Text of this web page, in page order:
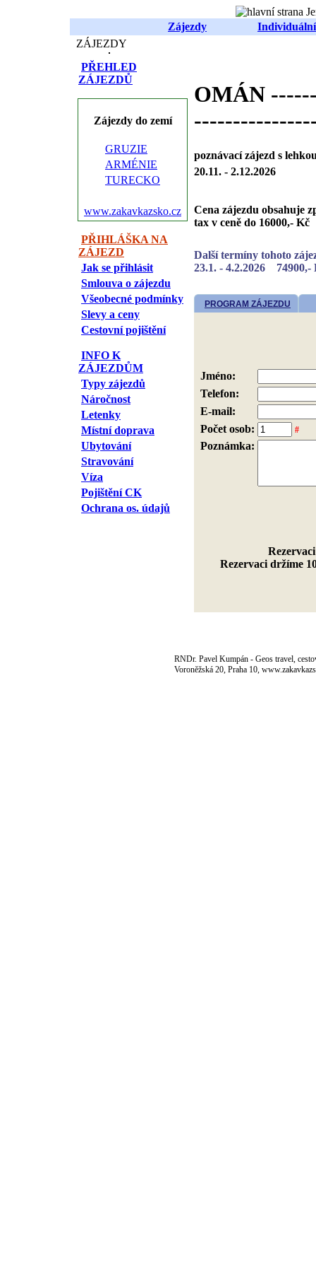
Zájezdy
Individuální
ZÁJEZDY
PŘEHLED
ZÁJEZDŮ
Zájezdy do zemí
GRUZIE
ARMÉNIE
TURECKO
www.zakavkazsko.cz
PŘIHLÁŠKA NA
ZÁJEZD
Jak se přihlásit
Smlouva o zájezdu
Všeobecné podmínky
Slevy a ceny
Cestovní pojištění
INFO K
ZÁJEZDŮM
Typy zájezdů
Náročnost
Letenky
Místní doprava
Ubytování
Stravování
Víza
Pojištění CK
Ochrana os. údajů
OMÁN
poznávací zájezd s
20.11. - 2.12.2026
Cena zájezdu obsahuje
tax v ceně do 16000,- Kč
Další termíny tohoto
23.1. - 4.2.2026 74900,-
PROGRAM ZÁJEZDU
Jméno:
Telefon:
E-mail:
Počet osob:
#
Poznámka:
Rezervaci držíme
RNDr. Pavel Kumpán - Geos travel,
Voroněžská 20, Praha 10,